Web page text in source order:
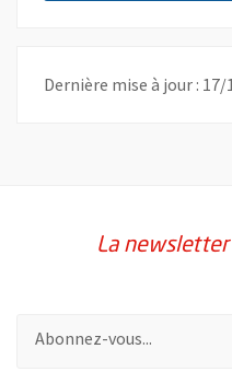
Dernière mise à jour : 17/
La